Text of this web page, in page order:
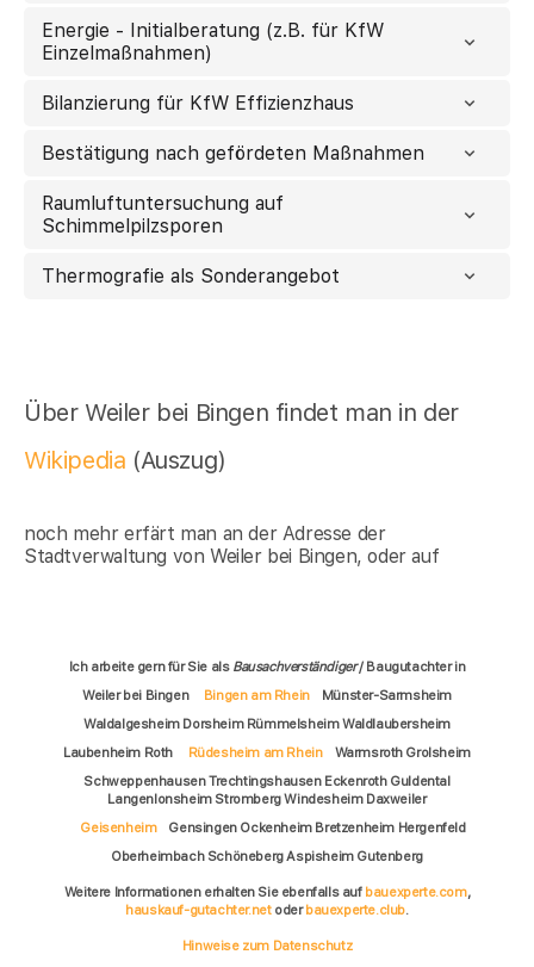
Energie - Initialberatung (z.B. für KfW
Einzelmaßnahmen)
Bilanzierung für KfW Effizienzhaus
Bestätigung nach gefördeten Maßnahmen
Raumluftuntersuchung auf
Schimmelpilzsporen
Thermografie als Sonderangebot
Über Weiler bei Bingen findet man in der
Wikipedia (Auszug)
noch mehr erfärt man an der Adresse der
Stadtverwaltung von Weiler bei Bingen, oder auf
Ich arbeite gern für Sie als Bausachverständiger/ Baugutachter in
Weiler bei Bingen
Bingen am Rhein
Münster-Sarmsheim
Waldalgesheim Dorsheim Rümmelsheim Waldlaubersheim
Laubenheim Roth
Rüdesheim am Rhein
Warmsroth Grolsheim
Schweppenhausen Trechtingshausen Eckenroth Guldental
Langenlonsheim Stromberg Windesheim Daxweiler
Geisenheim
Gensingen Ockenheim Bretzenheim Hergenfeld
Oberheimbach Schöneberg Aspisheim Gutenberg
Weitere Informationen erhalten Sie ebenfalls auf bauexperte.com,
hauskauf-gutachter.netoderbauexperte.club.
Hinweise zum Datenschutz